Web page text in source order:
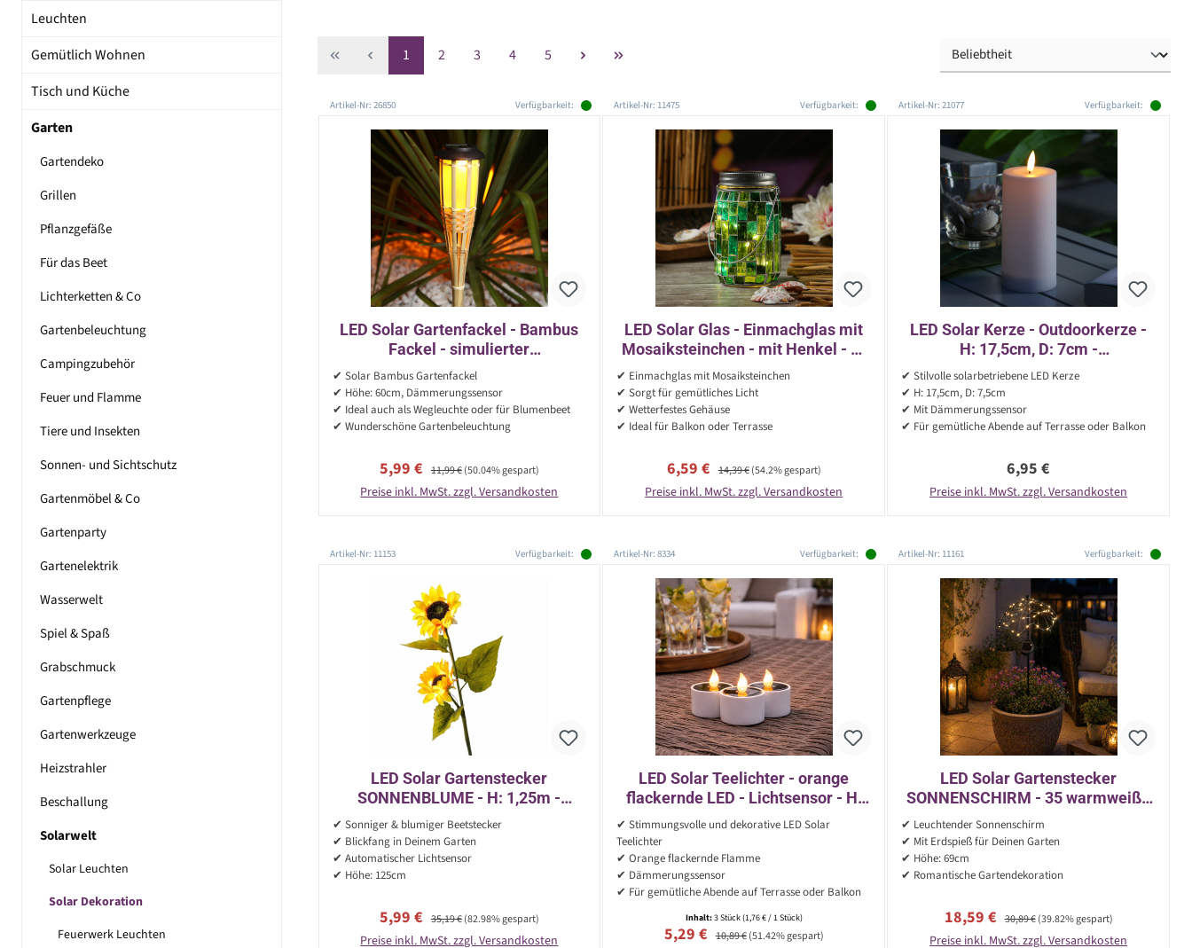
Leuchten
Gemütlich Wohnen
Tisch und Küche
Garten
Gartendeko
Grillen
Pflanzgefäße
Für das Beet
Lichterketten & Co
Gartenbeleuchtung
Campingzubehör
Feuer und Flamme
Tiere und Insekten
Sonnen- und Sichtschutz
Gartenmöbel & Co
Gartenparty
Gartenelektrik
Wasserwelt
Spiel & Spaß
Grabschmuck
Gartenpflege
Gartenwerkzeuge
Heizstrahler
Beschallung
Solarwelt
Solar Leuchten
Solar Dekoration
Feuerwerk Leuchten
Seite
1 Seite
2 Seite
3 Seite
4 Seite
5
Artikel-Nr: 26850 Verfügbarkeit:
LED Solar Gartenfackel - Bambus
Fackel - simulierter
Flammeneffekt - H: 60cm -
Lichtsensor - natur
✔ Solar Bambus Gartenfackel
✔ Höhe: 60cm, Dämmerungssensor
✔ Ideal auch als Wegleuchte oder für Blumenbeet
✔ Wunderschöne Gartenbeleuchtung
Verkaufspreis:
5,99 € Regulärer Preis:
11,99 €(50.04% gespart)
Preise inkl. MwSt. zzgl. Versandkosten
Artikel-Nr: 11475 Verfügbarkeit:
LED Solar Glas - Einmachglas mit
Mosaiksteinchen - mit Henkel - H:
13,5cm - Lichtsensor - grün
✔ Einmachglas mit Mosaiksteinchen
✔ Sorgt für gemütliches Licht
✔ Wetterfestes Gehäuse
✔ Ideal für Balkon oder Terrasse
Verkaufspreis:
6,59 € Regulärer Preis:
14,39 €(54.2% gespart)
Preise inkl. MwSt. zzgl. Versandkosten
Artikel-Nr: 21077 Verfügbarkeit:
LED Solar Kerze - Outdoorkerze -
H: 17,5cm, D: 7cm -
Dämmerungssensor - für Außen -
✔ Stilvolle solarbetriebene LED Kerze
✔ H: 17,5cm, D: 7,5cm
✔ Mit Dämmerungssensor
✔ Für gemütliche Abende auf Terrasse oder Balkon
Regulärer Preis:
6,95 €
Preise inkl. MwSt. zzgl. Versandkosten
Artikel-Nr: 11153 Verfügbarkeit:
LED Solar Gartenstecker
SONNENBLUME - H: 1,25m -
Lichtsensor - grün/gelb
✔ Sonniger & blumiger Beetstecker
✔ Blickfang in Deinem Garten
✔ Automatischer Lichtsensor
✔ Höhe: 125cm
Verkaufspreis:
5,99 € Regulärer Preis:
35,19 €(82.98% gespart)
Preise inkl. MwSt. zzgl. Versandkosten
Artikel-Nr: 8334 Verfügbarkeit:
LED Solar Teelichter - orange
flackernde LED - Lichtsensor - H:
6cm/D: 5,2cm - für Außen - 3er Set
✔ Stimmungsvolle und dekorative LED Solar
Teelichter
✔ Orange flackernde Flamme
✔ Dämmerungssensor
✔ Für gemütliche Abende auf Terrasse oder Balkon
Inhalt:3 Stück(1,76 € / 1 Stück)
Verkaufspreis:
5,29 € Regulärer Preis:
10,89 €(51.42% gespart)
Artikel-Nr: 11161 Verfügbarkeit:
LED Solar Gartenstecker
SONNENSCHIRM - 35 warmweiße
LED - H: 69cm - Lichtsensor -
schwarz
✔ Leuchtender Sonnenschirm
✔ Mit Erdspieß für Deinen Garten
✔ Höhe: 69cm
✔ Romantische Gartendekoration
Verkaufspreis:
18,59 € Regulärer Preis:
30,89 € (39.82% gespart)
Preise inkl. MwSt. zzgl. Versandkosten